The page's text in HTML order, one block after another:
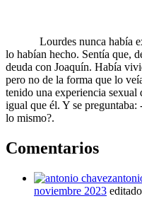
Lourdes nunca había
lo habían hecho. Sentía que,
deuda con Joaquín. Había
pero no de la forma que lo
tenido una experiencia
igual que él. Y se preguntaba:
lo mismo?.
Comentarios
noviembre 2023